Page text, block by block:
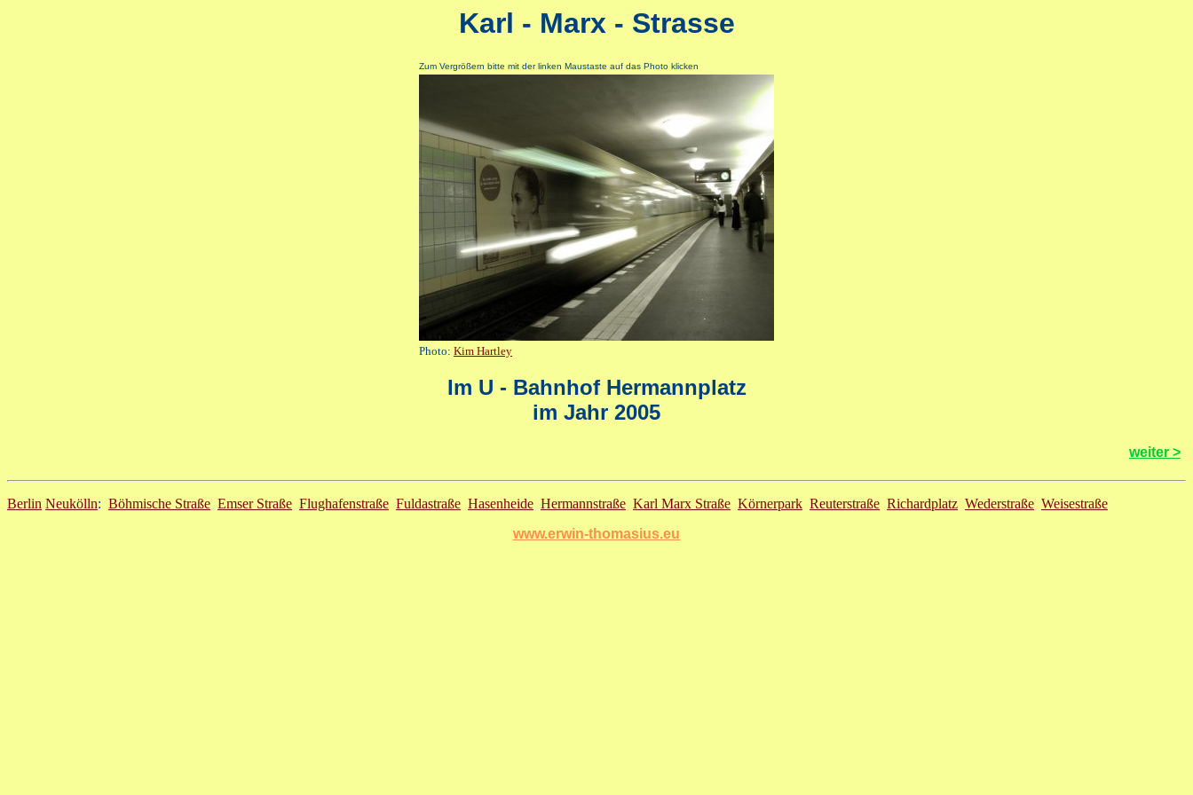
Karl - Marx - Strasse
Zum Vergrößern bitte mit der linken Maustaste auf das Photo klicken
Photo: Kim Hartley
Im U - Bahnhof Hermannplatz
im Jahr 2005
weiter >
Berlin Neukölln: Böhmische Straße Emser Straße Flughafenstraße Fuldastraße Hasenheide Hermannstraße Karl Marx Straße Körnerpark Reuterstraße Richardplatz Wederstraße Weisestraße
www.erwin-thomasius.eu